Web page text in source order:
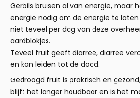
Gerbils bruisen al van energie, maar
energie nodig om de energie te
niet teveel per dag van deze
aardblokjes.
Teveel fruit geeft diarree, diarree
en kan leiden tot de dood.
Gedroogd fruit is praktisch en
blijft het langer houdbaar en is het